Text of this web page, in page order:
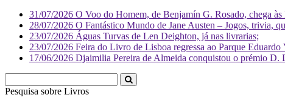
31/07/2026 O Voo do Homem, de Benjamín G. Rosado, chega
28/07/2026 O Fantástico Mundo de Jane Austen – Jogos, trivia,
23/07/2026 Águas Turvas de Len Deighton, já nas livrarias;
23/07/2026 Feira do Livro de Lisboa regressa ao Parque
17/06/2026 Djaimilia Pereira de Almeida conquistou o prémio D.
Pesquisa sobre Livr